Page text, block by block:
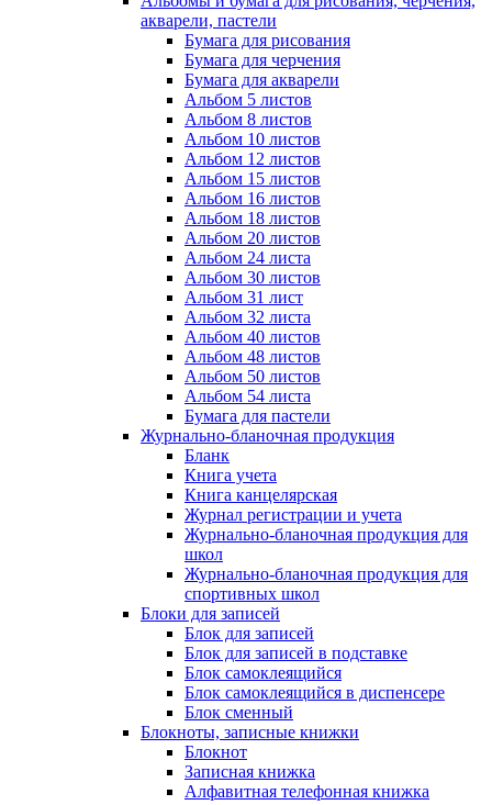
акварели, пастели
Бумага для рисования
Бумага для черчения
Бумага для акварели
Альбом 5 листов
Альбом 8 листов
Альбом 10 листов
Альбом 12 листов
Альбом 15 листов
Альбом 16 листов
Альбом 18 листов
Альбом 20 листов
Альбом 24 листа
Альбом 30 листов
Альбом 31 лист
Альбом 32 листа
Альбом 40 листов
Альбом 48 листов
Альбом 50 листов
Альбом 54 листа
Бумага для пастели
Журнально-бланочная продукция
Бланк
Книга учета
Книга канцелярская
Журнал регистрации и учета
Журнально-бланочная продукция для
школ
Журнально-бланочная продукция для
спортивных школ
Блоки для записей
Блок для записей
Блок для записей в подставке
Блок самоклеящийся
Блок самоклеящийся в диспенсере
Блок сменный
Блокноты, записные книжки
Блокнот
Записная книжка
Алфавитная телефонная книжка